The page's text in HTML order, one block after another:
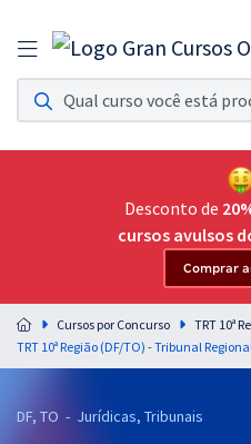
Assinatura Ilimitada 11
Acesso a todos os cursos. Teste grátis
Assinatura OAB Até Passar
Acesso ilimitado a toda preparação
Residências
Preparação completa e intensiva para
residências em saúde do Brasil
Desconto de
cursos avulsos
Comprar
Cursos por Concurso
TRT 10ª
DF, TO - Jurídicas, Tribunais